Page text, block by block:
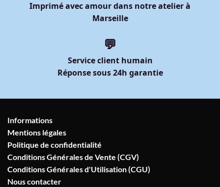
Imprimé avec amour dans notre atelier à
Marseille
💬
Service client humain
Réponse sous 24h garantie
Informations
Mentions légales
Politique de confidentialité
Conditions Générales de Vente (CGV)
Conditions Générales d'Utilisation (CGU)
Nous contacter